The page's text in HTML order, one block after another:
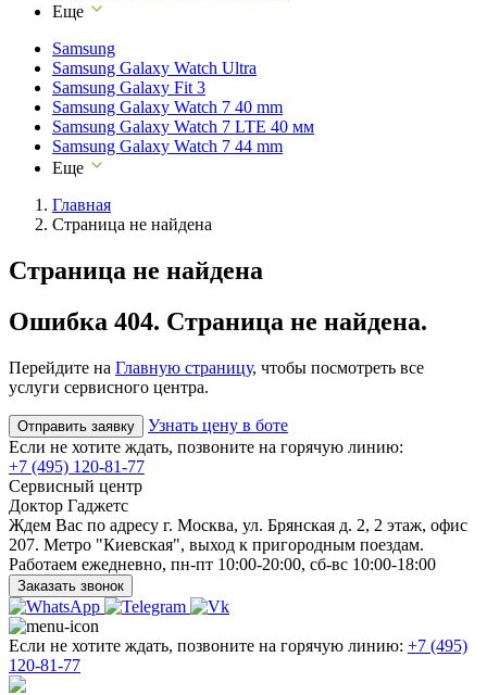
Еще
Samsung
Samsung Galaxy Watch Ultra
Samsung Galaxy Fit 3
Samsung Galaxy Watch 7 40 mm
Samsung Galaxy Watch 7 LTE 40 мм
Samsung Galaxy Watch 7 44 mm
Еще
Главная
Страница не найдена
Страница не найдена
Ошибка 404. Страница не найдена.
Перейдите на Главную страницу, чтобы посмотреть все
услуги сервисного центра.
Отправить заявку
Узнать цену в боте
Если не хотите ждать, позвоните на горячую линию:
+7 (495) 120-81-77
Сервисный центр
Доктор Гаджетс
Ждем Вас по адресу г. Москва, ул. Брянская д. 2, 2 этаж, офис
207. Метро "Киевская", выход к пригородным поездам.
Работаем ежедневно, пн-пт 10:00-20:00, сб-вс 10:00-18:00
Заказать звонок
Если не хотите ждать, позвоните на горячую линию: +7 (495)
120-81-77